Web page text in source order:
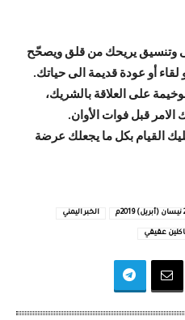
وتنسيق يريحك من قلق ويصحّح
أو عودة قديمة الى حياتك.
على العلاقة بالشريك،
الامر قبل فوات الأوان.
القيام بكل ما يجعلك عرضة
الخبر اليمني
عقيقي